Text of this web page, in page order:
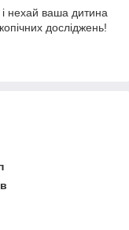
нехай ваша дитина
досліджень!